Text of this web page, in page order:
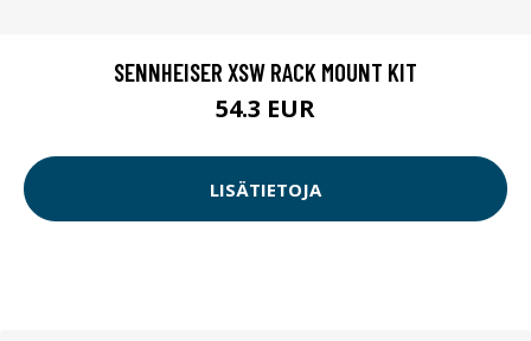
SENNHEISER XSW RACK MOUNT KIT
54.3 EUR
LISÄTIETOJA